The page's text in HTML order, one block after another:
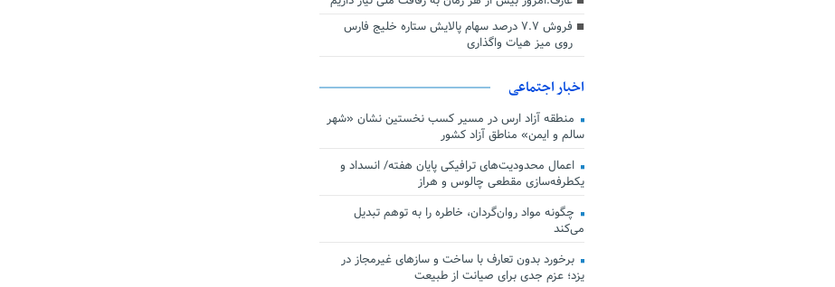
فروش ۷.۷ درصد سهام پالایش ستاره خلیج فارس
روی میز هیات واگذاری
اخبار اجتماعی
منطقه آزاد ارس در مسیر کسب نخستین نشان «شهر
سالم و ایمن» مناطق آزاد کشور
اعمال محدودیت‌های ترافیکی پایان هفته/ انسداد و
یکطرفه‌سازی مقطعی چالوس و هراز
چگونه مواد روان‌گردان، خاطره را به توهم تبدیل
می‌کند
برخورد بدون تعارف با ساخت‌ و سازهای غیرمجاز در
یزد؛ عزم جدی برای صیانت از طبیعت